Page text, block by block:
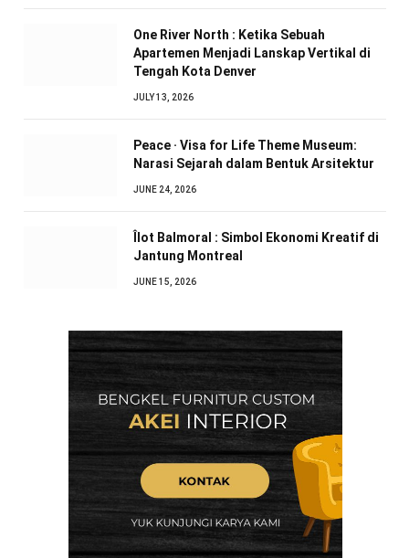
One River North : Ketika Sebuah
Apartemen Menjadi Lanskap Vertikal di
Tengah Kota Denver
JULY 13, 2026
Peace · Visa for Life Theme Museum:
Narasi Sejarah dalam Bentuk Arsitektur
JUNE 24, 2026
Îlot Balmoral : Simbol Ekonomi Kreatif di
Jantung Montreal
JUNE 15, 2026